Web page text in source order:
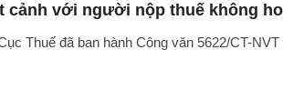
cảnh với người nộp thuế không
Thuế đã ban hành Công văn 5622/CT-